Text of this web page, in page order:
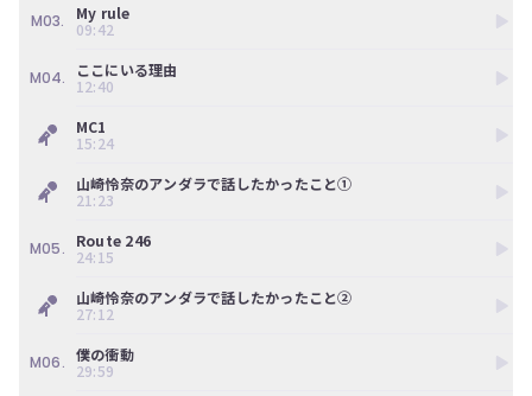
M03.
My rule
09:42
M04.
ここにいる理由
12:40
MC1
15:24
山崎怜奈のアンダラで話したかったこと①
21:23
M05.
Route 246
24:15
山崎怜奈のアンダラで話したかったこと②
27:12
M06. 僕の衝動
29:59